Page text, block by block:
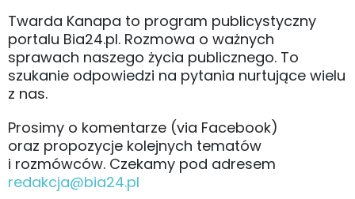
Twarda Kanapa to program publicystyczny
portalu Bia24.pl. Rozmowa o ważnych
sprawach naszego życia publicznego. To
szukanie odpowiedzi na pytania nurtujące wielu
z nas.
Prosimy o komentarze (via Facebook)
oraz propozycje kolejnych tematów
i rozmówców. Czekamy pod adresem
redakcja@bia24.pl